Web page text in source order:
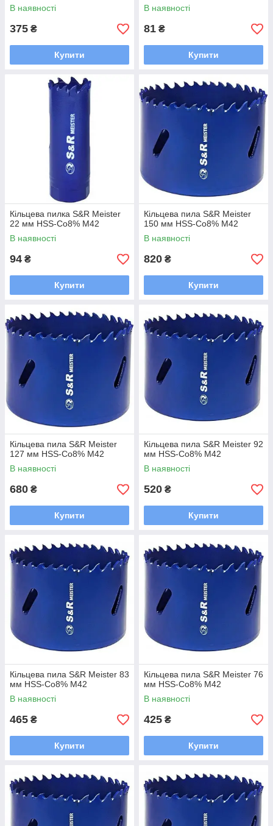
В наявності
375 ₴
Купити
В наявності
81 ₴
Купити
Кільцева пилка S&R Meister
22 мм HSS-Co8% М42
В наявності
94 ₴
Купити
Кільцева пила S&R Meister
150 мм HSS-Co8% М42
В наявності
820 ₴
Купити
Кільцева пила S&R Meister
127 мм HSS-Co8% М42
В наявності
680 ₴
Купити
Кільцева пила S&R Meister 92
мм HSS-Co8% М42
В наявності
520 ₴
Купити
Кільцева пила S&R Meister 83
мм HSS-Co8% М42
В наявності
465 ₴
Купити
Кільцева пила S&R Meister 76
мм HSS-Co8% М42
В наявності
425 ₴
Купити